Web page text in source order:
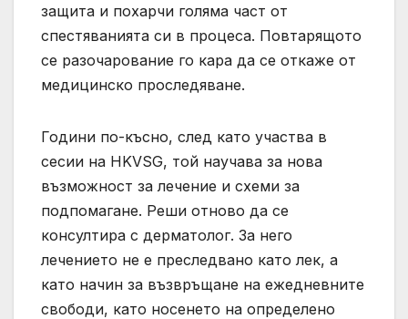
защита и похарчи голяма част от
спестяванията си в процеса. Повтарящото
се разочарование го кара да се откаже от
медицинско проследяване.
Години по-късно, след като участва в
сесии на HKVSG, той научава за нова
възможност за лечение и схеми за
подпомагане. Реши отново да се
консултира с дерматолог. За него
лечението не е преследвано като лек, а
като начин за възвръщане на ежедневните
свободи, като носенето на определено